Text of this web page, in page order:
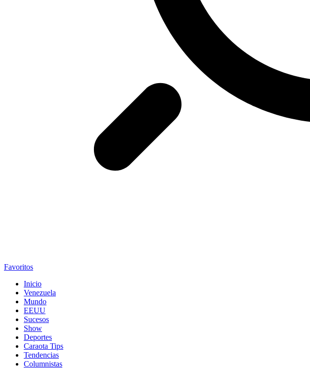
Favoritos
Inicio
Venezuela
Mundo
EEUU
Sucesos
Show
Deportes
Caraota Tips
Tendencias
Columnistas